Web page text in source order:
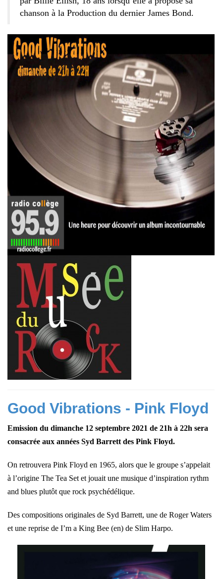
chanson à la Production du dernier James Bond.
Good Vibrations - Pink Floyd
Emission du dimanche 12 septembre 2021 de 21h à 22h sera
consacrée aux années Syd Barrett des Pink Floyd.
On retrouvera Pink Floyd en 1965, alors que le groupe s’appelait
à l’origine The Tea Set et jouait une musique d’inspiration rythm
and blues plutôt que rock psychédélique.
Des compositions originales de Syd Barrett, une de Roger Waters
et une reprise de I’m a King Bee (en) de Slim Harpo.